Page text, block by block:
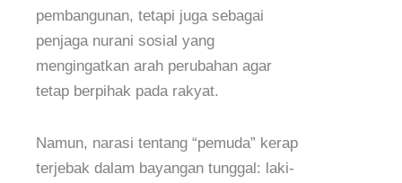
pembangunan, tetapi juga sebagai
penjaga nurani sosial yang
mengingatkan arah perubahan agar
tetap berpihak pada rakyat.
Namun, narasi tentang “pemuda” kerap
terjebak dalam bayangan tunggal: laki-